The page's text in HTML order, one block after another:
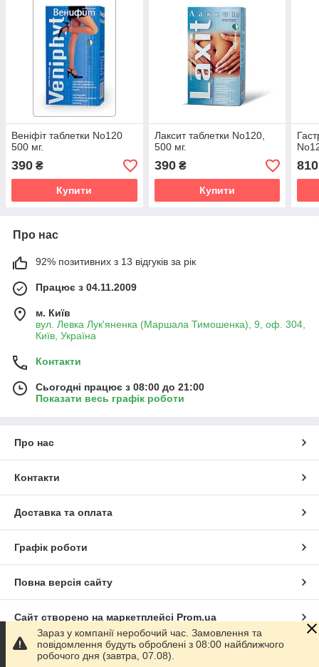
Веніфіт таблетки No120
500 мг.
390 ₴
Купити
Лаксит таблетки No120,
500 мг.
390₴
Купити
810
Про нас
92% позитивних з 13 відгуків за рік
Працює з 04.11.2009
м. Київ
вул. Левка Лук'яненка (Маршала Тимошенка), 9, оф. 304,
Київ, Україна
Контакти
Сьогодні працює з 08:00 до 21:00
Показати весь графік роботи
Про нас
Контакти
Доставка та оплата
Графік роботи
Повна версія сайту
Сайт створено на маркетплейсі Prom.ua
Політика конфіденційності
Зараз у компанії неробочий час. Замовлення та
повідомлення будуть оброблені з 08:00 найближчого
робочого дня (завтра, 07.08).